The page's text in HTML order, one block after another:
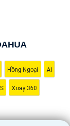
giám sát của
Hồng Ngoại AI
Xoay 360